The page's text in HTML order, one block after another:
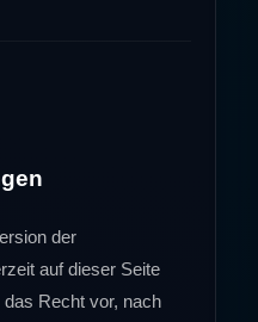
der
auf dieser Seite
Recht vor, nach